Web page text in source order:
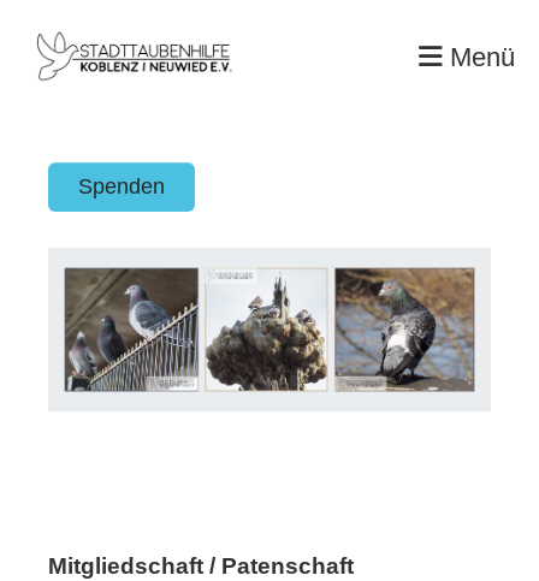
Menü
Spenden
Mitgliedschaft / Patenschaft